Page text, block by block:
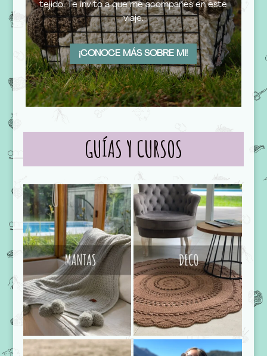
tejido. Te invito a que me acompañes en este
viaje.
¡CONOCE MÁS SOBRE MI!
GUÍAS Y CURSOS